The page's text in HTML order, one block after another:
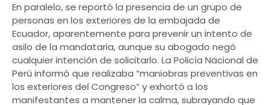
En paralelo, se reportó la presencia de un grupo de
personas en los exteriores de la embajada de
Ecuador, aparentemente para prevenir un intento de
asilo de la mandataria, aunque su abogado negó
cualquier intención de solicitarlo. La Policía Nacional de
Perú informó que realizaba “maniobras preventivas en
los exteriores del Congreso” y exhortó a los
manifestantes a mantener la calma, subrayando que